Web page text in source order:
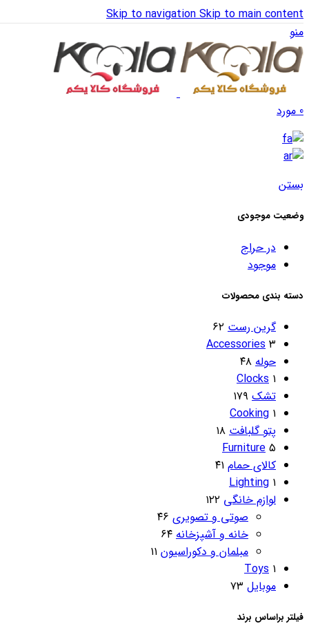
Skip to navigationSkip to main content
منو
0 مورد
بستن
وضعیت موجودی
در حراج
موجود
دسته بندی محصولات
گرین رست ۶۲
Accessories ۳
حوله ۴۸
Clocks ۱
تشک ۱۷۹
Cooking ۱
پتو گلبافت ۱۸
Furniture ۵
کالای حمام ۴۱
Lighting ۱
لوازم خانگی ۱۲۲
صوتی و تصویری ۴۶
خانه و آشپزخانه ۶۴
مبلمان و دکوراسیون ۱۱
Toys ۱
موبایل ۷۳
فیلتر براساس برند